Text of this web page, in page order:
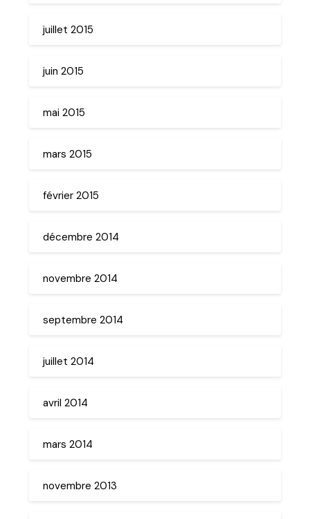
juillet 2015
juin 2015
mai 2015
mars 2015
février 2015
décembre 2014
novembre 2014
septembre 2014
juillet 2014
avril 2014
mars 2014
novembre 2013